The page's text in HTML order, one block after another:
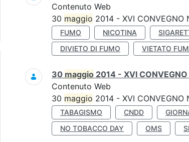
Contenuto Web
30 maggio 2014 - XVI CONVEGNO
FUMO NICOTINA
DIVIETO DI FUMO
VIETATO
30 maggio 2014 - XVI
Contenuto Web
30 maggio 2014 - XVI CONVEGNO
TABAGISMO CNDD
NO TOBACCO DAY
OMS